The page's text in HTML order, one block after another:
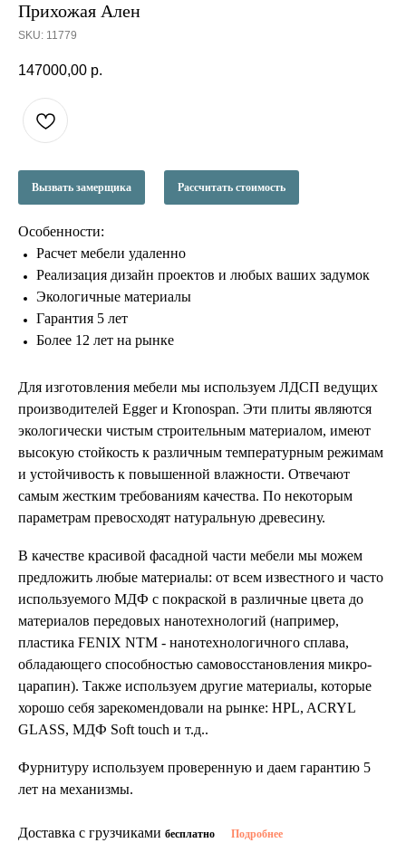
Прихожая Ален
SKU: 11779
147000,00 р.
Вызвать замерщика Рассчитать стоимость
Особенности:
Расчет мебели удаленно
Реализация дизайн проектов и любых ваших задумок
Экологичные материалы
Гарантия 5 лет
Более 12 лет на рынке
Для изготовления мебели мы используем ЛДСП ведущих
производителей Egger и Kronospan. Эти плиты являются
экологически чистым строительным материалом, имеют
высокую стойкость к различным температурным режимам
и устойчивость к повышенной влажности. Отвечают
самым жестким требованиям качества. По некоторым
параметрам превосходят натуральную древесину.
В качестве красивой фасадной части мебели мы можем
предложить любые материалы: от всем известного и часто
используемого МДФ с покраской в различные цвета до
материалов передовых нанотехнологий (например,
пластика FENIX NTM - нанотехнологичного сплава,
обладающего способностью самовосстановления микро-
царапин). Также используем другие материалы, которые
хорошо себя зарекомендовали на рынке: HPL, ACRYL
GLASS, МДФ Soft touch и т.д..
Фурнитуру используем проверенную и даем гарантию 5
лет на механизмы.
Доставка с грузчиками бесплатно Подробнее